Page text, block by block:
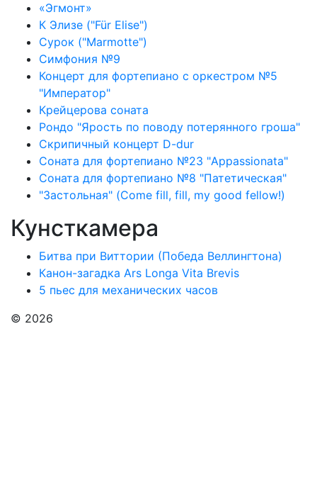
«Эгмонт»
К Элизе ("Für Elise")
Сурок ("Marmotte")
Симфония №9
Концерт для фортепиано с оркестром №5
"Император"
Крейцерова соната
Рондо "Ярость по поводу потерянного гроша"
Скрипичный концерт D-dur
Соната для фортепиано №23 "Appassionata"
Соната для фортепиано №8 "Патетическая"
"Застольная" (Come fill, fill, my good fellow!)
Кунсткамера
Битва при Виттории (Победа Веллингтона)
Канон-загадка Ars Longa Vita Brevis
5 пьес для механических часов
© 2026